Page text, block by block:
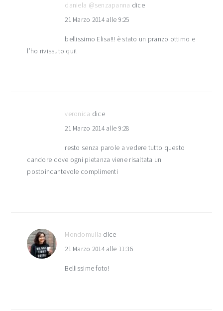
daniela @senzapanna dice
21 Marzo 2014 alle 9:25
bellissimo Elisa!!! è stato un pranzo ottimo e
l’ho rivissuto qui!
veronica dice
21 Marzo 2014 alle 9:28
resto senza parole a vedere tutto questo
candore dove ogni pietanza viene risaltata un
postoincantevole complimenti
Mondomulia dice
21 Marzo 2014 alle 11:36
Bellissime foto!